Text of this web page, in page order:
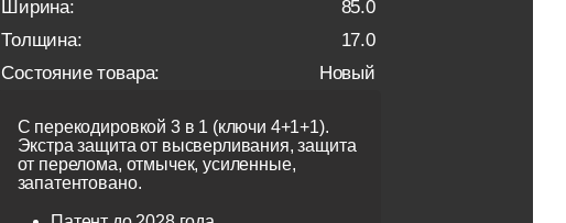
Ширина:
85.0
Толщина:
17.0
Состояние товара:
Новый
С перекодировкой 3 в 1 (ключи 4+1+1).
Экстра защита от высверливания, защита
от перелома, отмычек, усиленные,
запатентовано.